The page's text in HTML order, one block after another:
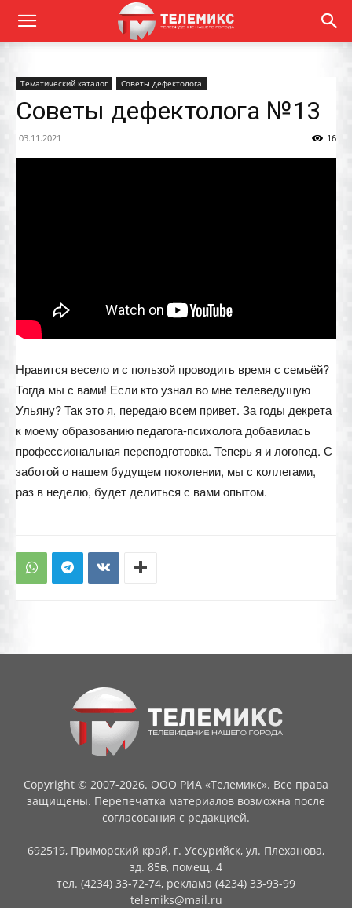
Тематический каталог Советы дефектолога
Советы дефектолога №13
03.11.2021 16
Нравится весело и с пользой проводить время с семьёй?
Тогда мы с вами! Если кто узнал во мне телеведущую
Ульяну? Так это я, передаю всем привет. За годы декрета
к моему образованию педагога-психолога добавилась
профессиональная переподготовка. Теперь я и логопед. С
заботой о нашем будущем поколении, мы с коллегами,
раз в неделю, будет делиться с вами опытом.
Copyright © 2007-2026. ООО РИА «Телемикс». Все права
защищены. Перепечатка материалов возможна после
согласования с редакцией.
692519, Приморский край, г. Уссурийск, ул. Плеханова,
зд. 85в, помещ. 4
тел. (4234) 33-72-74, реклама (4234) 33-93-99
telemiks@mail.ru